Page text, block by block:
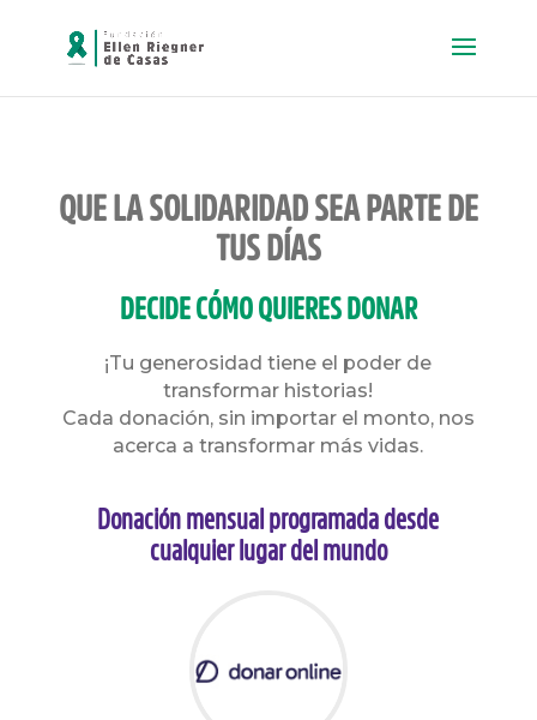
QUE LA SOLIDARIDAD SEA PARTE DE
TUS DÍAS
DECIDE CÓMO QUIERES DONAR
¡Tu generosidad tiene el poder de
transformar historias!
Cada donación, sin importar el monto, nos
acerca a transformar más vidas.
Donación mensual programada desde
cualquier lugar del mundo